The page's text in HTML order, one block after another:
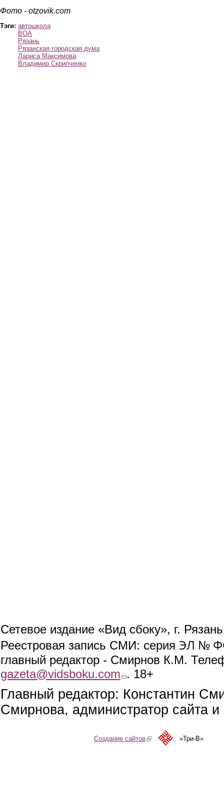
Фото - otzovik.com
Тэги: автошкола
ВОА
Рязань
Рязанская городская дума
Лариса Максимова
Владимир Скрипченко
Сетевое издание «Вид сбоку», г.
Реестровая запись СМИ: серия ЭЛ №
главный редактор - Смирнов К.М.
gazeta@vidsboku.com (link sends e-mail)
. 18+
Главный редактор: Константин
Смирнова, администратор сайта
Создание сайтов(link is external)«Три-В»